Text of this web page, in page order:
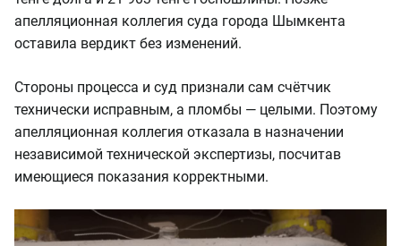
апелляционная коллегия суда города Шымкента
оставила вердикт без изменений.
Стороны процесса и суд признали сам счётчик
технически исправным, а пломбы — целыми. Поэтому
апелляционная коллегия отказала в назначении
независимой технической экспертизы, посчитав
имеющиеся показания корректными.